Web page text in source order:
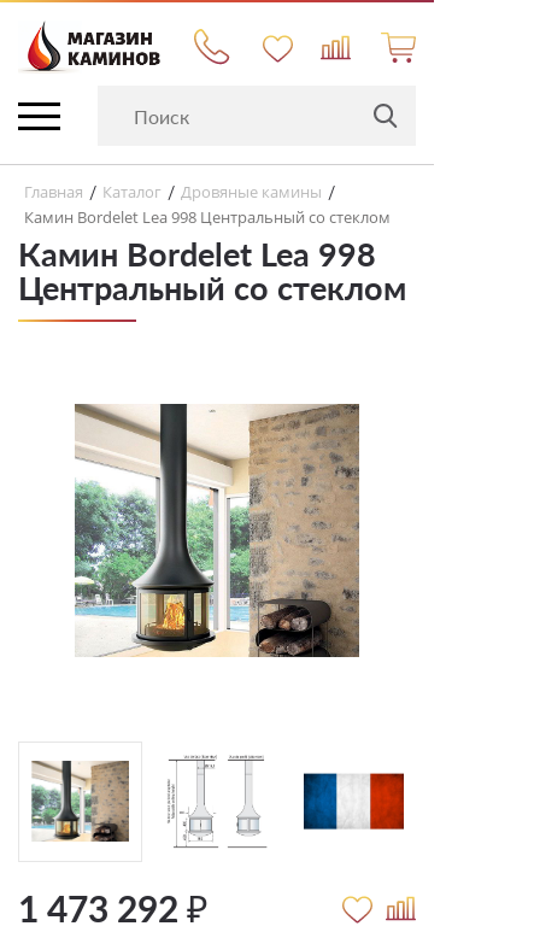
Главная / Каталог / Дровяные камины /
Камин Bordelet Lea 998 Центральный со стеклом
Камин Bordelet Lea 998
Центральный со стеклом
1 473 292 ₽